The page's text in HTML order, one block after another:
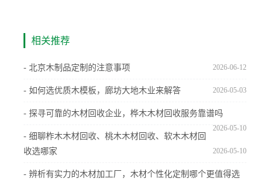
相关推荐
- 北京木制品定制的注意事项 2026-06-12
- 如何选优质木模板，廊坊大地木业来解答 2026-05-03
- 探寻可靠的木材回收企业，桦木木材回收服务靠谱吗
2026-05-10
- 细聊柞木木材回收、桃木木材回收、软木木材回
收选哪家
2026-05-10
- 辨析有实力的木材加工厂，木材个性化定制哪个更值得选